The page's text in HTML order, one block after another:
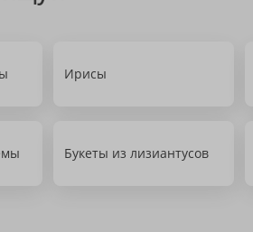
Ирисы
Букеты из лизиантусов